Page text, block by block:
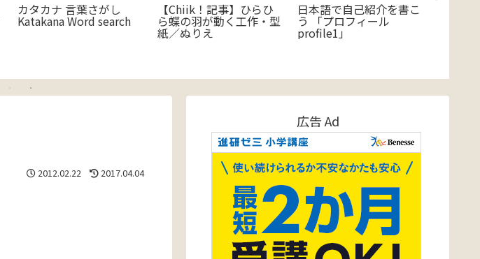
カタカナ 言葉さがし
Katakana Word search
【Chiik！記事】ひらひ
ら蝶の羽が動く工作・型
紙／ぬりえ
日本語で自己紹介を書こ
う 「プロフィール
profile1」
2012.02.22 2017.04.04
広告 Ad